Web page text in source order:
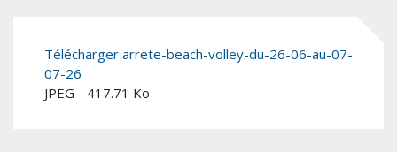
Télécharger arrete-beach-volley-du-26-06-au-07-
07-26
JPEG - 417.71 Ko